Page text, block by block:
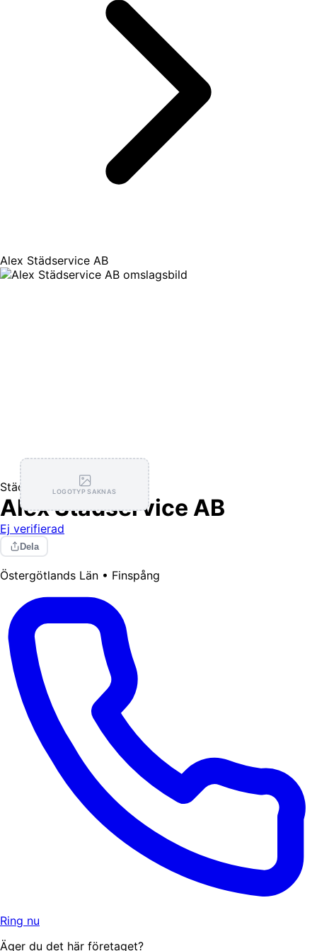
Alex Städservice AB
LOGOTYP SAKNAS
Städning
Alex Städservice AB
Ej verifierad
Dela
Östergötlands Län • Finspång
Ring nu
Äger du det här företaget?